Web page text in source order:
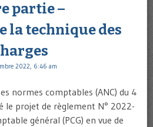
partie –
la technique des
2022, 6:46 am
normes comptables (ANC) du 4
le projet de règlement N° 2022-
général (PCG) en vue de